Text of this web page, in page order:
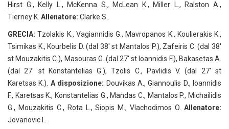
Hirst G., Kelly L., McKenna S., McLean K., Miller L., Ralston A.,
Tierney K. Allenatore: Clarke S..
GRECIA: Tzolakis K., Vagiannidis G., Mavropanos K., Koulierakis K.,
Tsimikas K., Kourbelis D. (dal 38′ st Mantalos P.), Zafeiris C. (dal 38′
st Mouzakitis C.), Masouras G. (dal 27′ st Ioannidis F.), Bakasetas A.
(dal 27′ st Konstantelias G.), Tzolis C., Pavlidis V. (dal 27′ st
Karetsas K.). A disposizione: Douvikas A., Giannoulis D., Ioannidis
F., Karetsas K., Konstantelias G., Mandas C., Mantalos P., Michailidis
G., Mouzakitis C., Rota L., Siopis M., Vlachodimos O. Allenatore:
Jovanovic I..